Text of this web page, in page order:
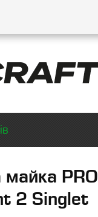
майка PRO
2 Singlet